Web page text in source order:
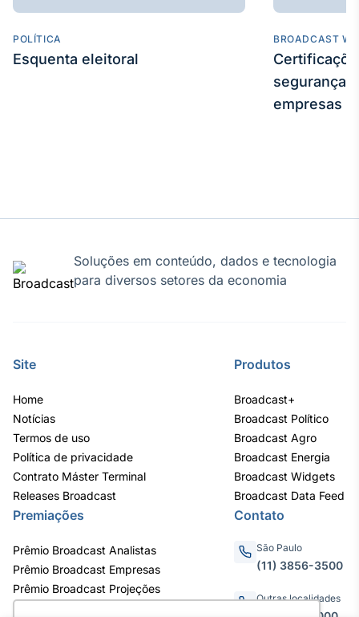
POLÍTICA
Esquenta eleitoral
BROADCAST
segurança
empresas
Soluções em conteúdo, dados e tecnologia
para diversos setores da economia
Site
Home
Notícias
Termos de uso
Política de privacidade
Contrato Máster Terminal
Releases Broadcast
Produtos
Broadcast+
Broadcast Político
Broadcast Agro
Broadcast Energia
Broadcast Widgets
Broadcast Data Feed
Premiações
Prêmio Broadcast Analistas
Prêmio Broadcast Empresas
Prêmio Broadcast Projeções
Contato
São Paulo
(11) 3856-3500
Outras localidades